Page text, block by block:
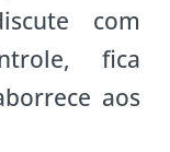
com
fica
aos